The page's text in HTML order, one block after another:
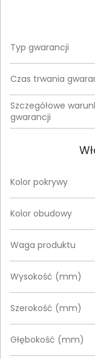
Typ gwarancji
Czas trwania
Szczegółowe
gwarancji
Kolor pokrywy
Kolor obudowy
Waga produktu
Wysokość (mm)
Szerokość (mm)
Głębokość (mm)